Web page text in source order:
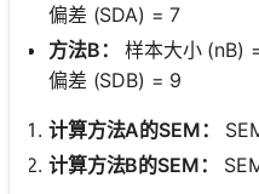
偏差 (SDA) = 7
方法B：
样本大小 (nB)
偏差 (SDB) = 9
计算方法A的SEM：
计算方法B的SEM：